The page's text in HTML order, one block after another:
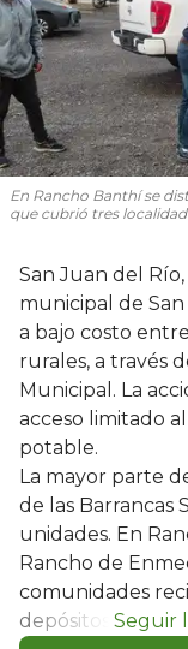
En Rancho Banthí se
que cubrió tres
San Juan del
municipal de
a bajo costo
rurales, a través
Municipal. La
acceso limitado
potable.
La mayor parte
de las Barrancas
unidades. En
Rancho de
comunidades
depósitos.